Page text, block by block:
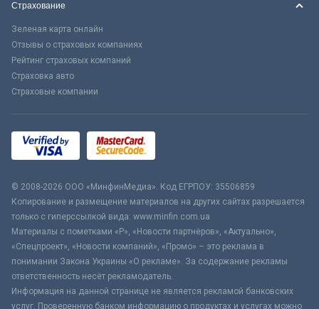
Страхование
Зеленая карта онлайн
Отзывы о страховых компаниях
Рейтинг страховых компаний
Страховка авто
Страховые компании
© 2008-2026 ООО «МинфинМедиа». Код ЕГРПОУ: 35506859
Копирование и размещение материалов на других сайтах разрешается
только с гиперссылкой вида: www.minfin.com.ua
Материалы с пометками «Р», «Новости партнёров», «Актуально»,
«Спецпроект», «Новости компаний», «Промо» – это реклама в
понимании Закона Украины «О рекламе». За содержание рекламы
ответственность несёт рекламодатель.
Информация на данной странице не является рекламой банковских
услуг. Проверенную банком информацию о продуктах и услугах можно